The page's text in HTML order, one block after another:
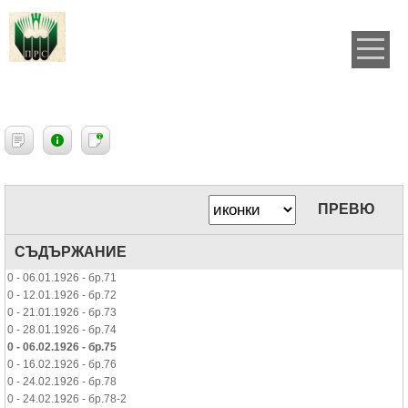
ПРЕВЮ
СЪДЪРЖАНИЕ
0 - 06.01.1926 - бр.71
0 - 12.01.1926 - бр.72
0 - 21.01.1926 - бр.73
0 - 28.01.1926 - бр.74
0 - 06.02.1926 - бр.75
0 - 16.02.1926 - бр.76
0 - 24.02.1926 - бр.78
0 - 24.02.1926 - бр.78-2